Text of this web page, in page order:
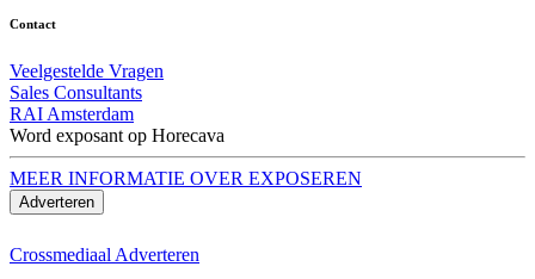
Contact
Veelgestelde Vragen
Sales Consultants
RAI Amsterdam
Word exposant op Horecava
MEER INFORMATIE OVER EXPOSEREN
Adverteren
Crossmediaal Adverteren